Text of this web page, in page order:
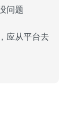
问题
应从平台去